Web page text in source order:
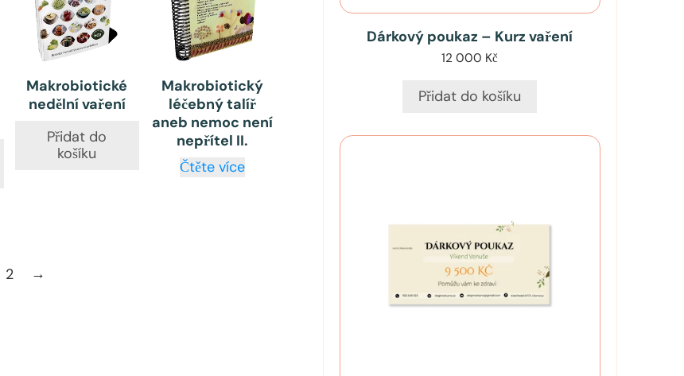
Makrobiotické
nedělní vaření
Přidat do
košíku
Makrobiotický
léčebný talíř
aneb nemoc není
nepřítel II.
Čtěte více
2 →
Dárkový poukaz – Kurz vaření
12 000 Kč
Přidat do košíku